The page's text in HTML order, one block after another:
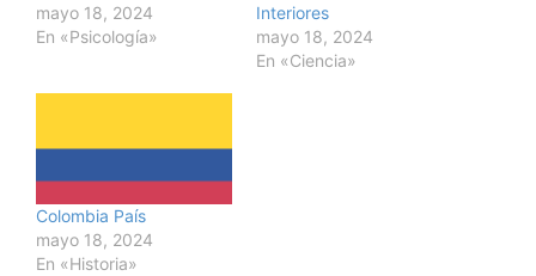
mayo 18, 2024
En «Psicología»
Interiores
mayo 18, 2024
En «Ciencia»
Colombia País
mayo 18, 2024
En «Historia»